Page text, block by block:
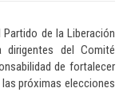
Partido de la Liberación
dirigentes del Comité
de fortalecer
próximas elecciones